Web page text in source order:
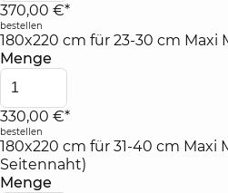
370,00 €*
bestellen
180x220 cm für 23-30 cm Maxi
Menge
330,00 €*
bestellen
180x220 cm für 31-40 cm
Seitennaht)
Menge